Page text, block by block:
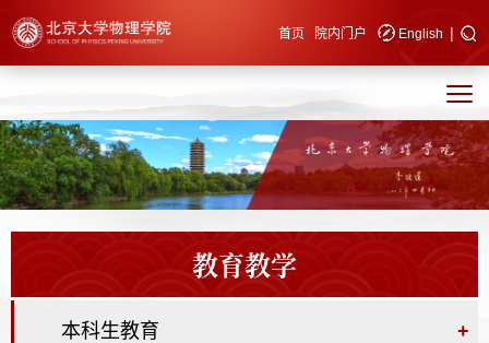
快速导航 首页 院内门户 English |
教育教学
本科生教育 +